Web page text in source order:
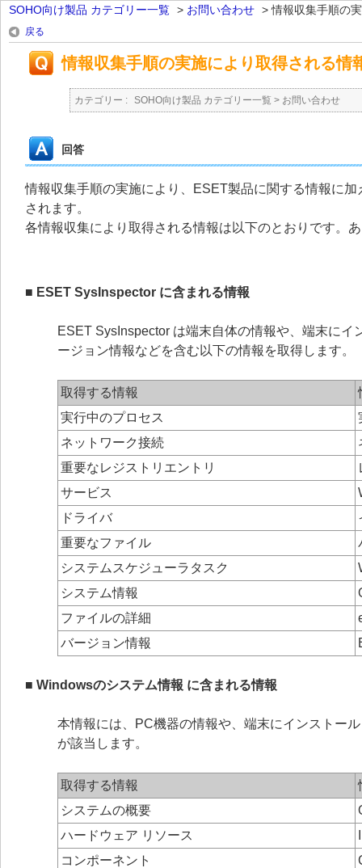
SOHO向け製品 カテゴリー一覧 > お問い合わせ >情報収集手順の
戻る
情報収集手順の実施により取得される情
カテゴリー : SOHO向け製品 カテゴリー一覧 > お問い合わせ
回答
情報収集手順の実施により、ESET製品に関する情報に
されます。
各情報収集により取得される情報は以下のとおりです。
■ ESET SysInspector に含まれる情報
ESET SysInspector は端末自体の情報や、端末に
ージョン情報などを含む以下の情報を取得します。
取得する情報
実行中のプロセス
ネットワーク接続
重要なレジストリエントリ
サービス
ドライバ
重要なファイル
システムスケジューラタスク
システム情報
ファイルの詳細
バージョン情報
■ Windowsのシステム情報 に含まれる情報
本情報には、PC機器の情報や、端末にインストー
が該当します。
取得する情報
システムの概要
ハードウェア リソース
コンポーネント